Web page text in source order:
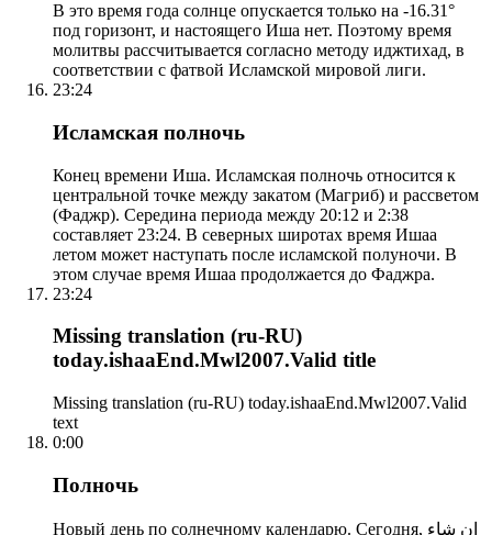
В это время года солнце опускается только на -16.31°
под горизонт, и настоящего Иша нет. Поэтому время
молитвы рассчитывается согласно методу иджтихад, в
соответствии с фатвой Исламской мировой лиги.
23:24
Исламская полночь
Конец времени Иша. Исламская полночь относится к
центральной точке между закатом (Магриб) и рассветом
(Фаджр). Середина периода между 20:12 и 2:38
составляет 23:24. В северных широтах время Ишаа
летом может наступать после исламской полуночи. В
этом случае время Ишаа продолжается до Фаджра.
23:24
Missing translation (ru-RU)
today.ishaaEnd.Mwl2007.Valid title
Missing translation (ru-RU) today.ishaaEnd.Mwl2007.Valid
text
0:00
Полночь
Новый день по солнечному календарю. Сегодня, إن شاء